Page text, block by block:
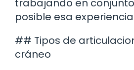
trabajando en
posible esa
## Tipos de
cráneo